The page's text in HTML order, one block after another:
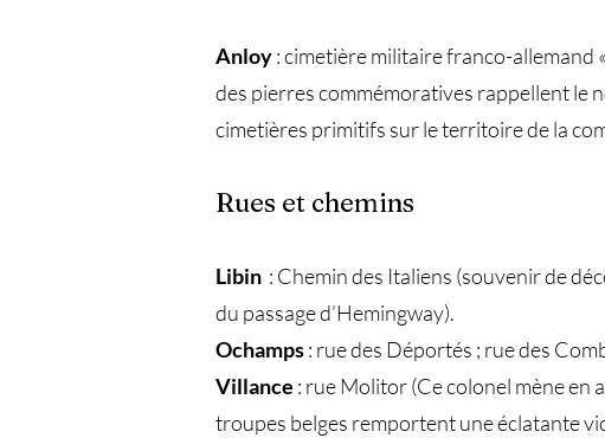
Anloy: cimetière militaire franco-allemand
des pierres commémoratives rappellent le
cimetières primitifs sur le territoire de la
Rues et chemins
Libin : Chemin des Italiens (souvenir de
du passage d’Hemingway).
Ochamps: rue des Déportés ; rue des
Villance : rue Molitor (Ce colonel mène en
troupes belges remportent une éclatante